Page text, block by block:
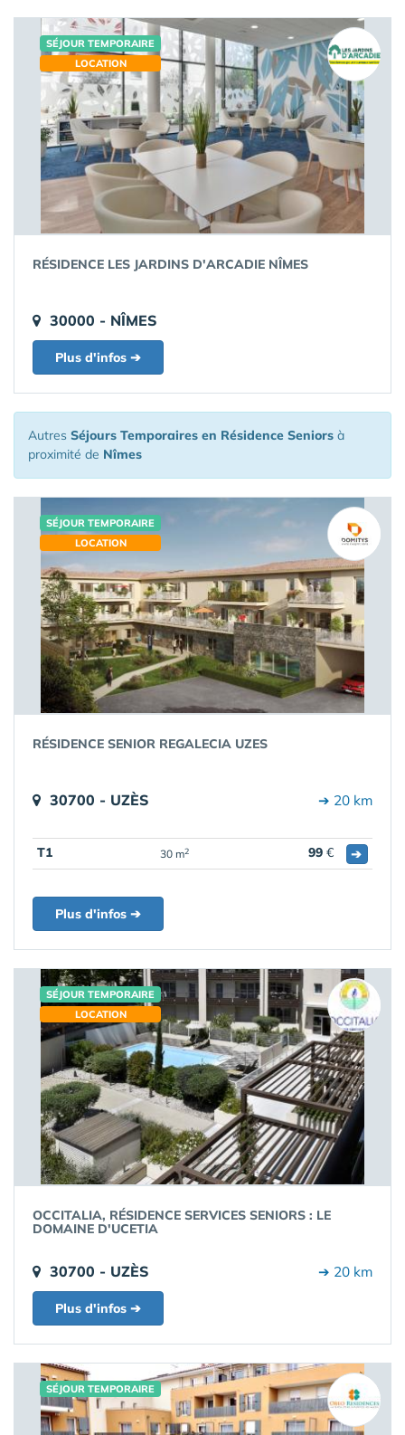
SÉJOUR TEMPORAIRE
LOCATION
RÉSIDENCE LES JARDINS D'ARCADIE NÎMES
30000 - NÎMES
Plus d'infos ➔
Autres Séjours Temporaires en Résidence Seniors à
proximité de Nîmes
SÉJOUR TEMPORAIRE
LOCATION
RÉSIDENCE SENIOR REGALECIA UZES
30700 - UZÈS ➔ 20 km
T1 30 m2 99 € ➔
Plus d'infos ➔
SÉJOUR TEMPORAIRE
LOCATION
OCCITALIA, RÉSIDENCE SERVICES SENIORS : LE
DOMAINE D'UCETIA
30700 - UZÈS ➔ 20 km
Plus d'infos ➔
SÉJOUR TEMPORAIRE